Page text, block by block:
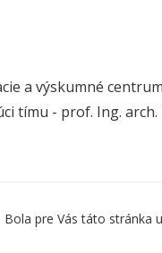
a výskumné
tímu - prof. Ing. arch.
Bola pre Vás táto stránka